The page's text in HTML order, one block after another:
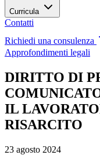
Curricula
Contatti
Richiedi una consulenza
Approfondimenti legali
DIRITTO DI
IL
RISARCITO
23 agosto 2024